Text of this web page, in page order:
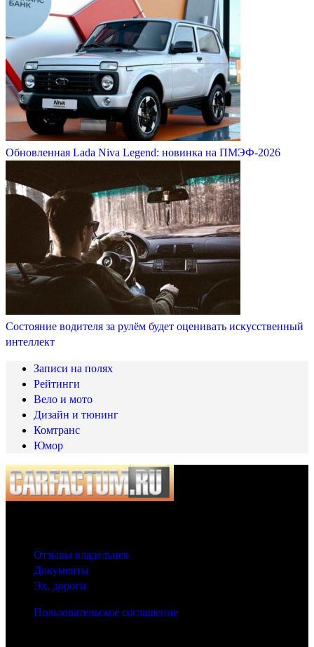
Обновленная Lada Niva Legend: новинка на ПМЭФ-2026
Состояние водителя за рулём будет оценивать искусственный
интеллект
Записи на полях
Рейтинги
Вело и мото
Дизайн и тюнинг
Комтранс
Юмор
Отзывы владельцев
Документы
Эх, дороги
Пользовательское соглашение